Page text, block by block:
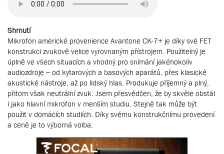
Shrnutí
Mikrofon americké provenience Avantone CK-7+ je díky své FET
konstrukci zvukově velice vyrovnaným přístrojem. Použitelný je
úplně ve všech situacích a vhodný pro snímání jakéhokoliv
audiozdroje – od kytarových a basových aparátů, přes klasické
akustické nástroje, až po lidský hlas. Produkuje příjemný a plný,
přitom však neutrální zvuk. Jsem přesvědčen, že by skvěle obstál
i jako hlavní mikrofon v menším studiu. Stejně tak může být
použit v domácích studiích. Díky svému konstrukčnímu provedení
a ceně je to výborná volba.